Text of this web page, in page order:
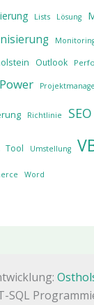
Lists Lösung
Outlook
Power
Richtlinie SEO
Tool Umstellung
Word
SQL